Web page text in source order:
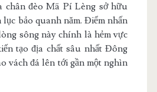
chân đèo Mã Pí Lèng sở hữu
bảo quanh năm. Điểm nhấn
sông này chính là hẻm vực
tạo địa chất sâu nhất Đông
vách đá lên tới gần một nghìn